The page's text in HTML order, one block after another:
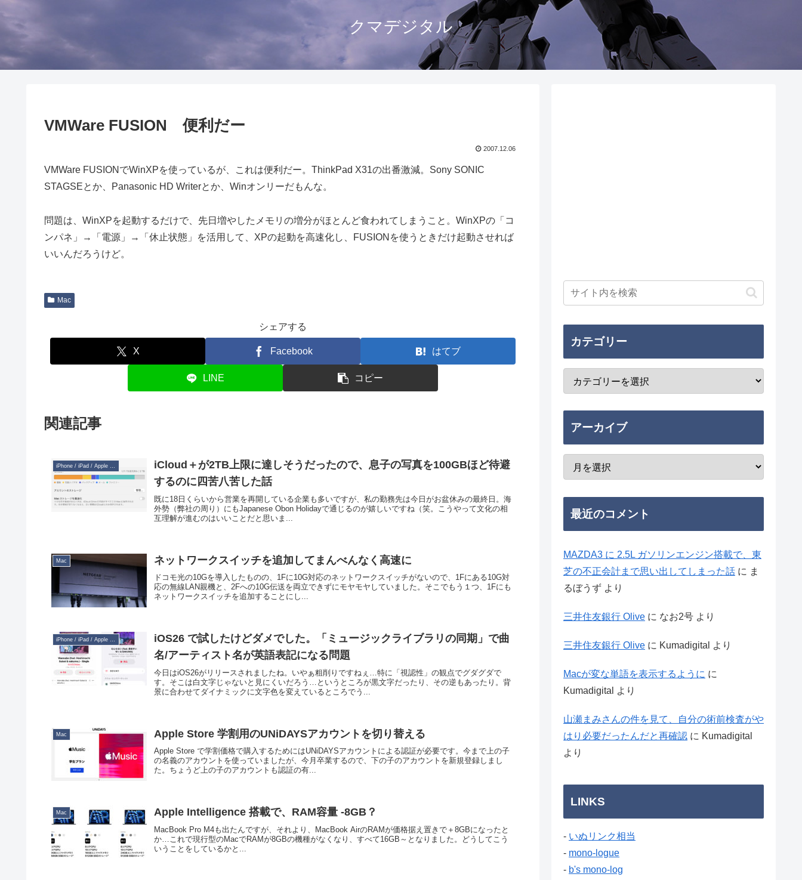
クマデジタル
VMWare FUSION 便利だー
2007.12.06
VMWare FUSIONでWinXPを使っているが、これは便利だー。ThinkPad X31の出番激減。Sony SONIC
STAGSEとか、Panasonic HD Writerとか、Winオンリーだもんな。
問題は、WinXPを起動するだけで、先日増やしたメモリの増分がほとんど食われてしまうこと。WinXPの「コ
ンパネ」→「電源」→「休止状態」を活用して、XPの起動を高速化し、FUSIONを使うときだけ起動させれば
いいんだろうけど。
Mac
シェアする
X Facebook はてブ
LINE コピー
関連記事
iCloud＋が2TB上限に達しそうだったので、息子の写真を100GBほど待避
するのに四苦八苦した話
既に18日くらいから営業を再開している企業も多いですが、私の勤務先は今日がお盆休みの最終日。海
外勢（弊社の周り）にもJapanese Obon Holidayで通じるのが嬉しいですね（笑。こうやって文化の相
互理解が進むのはいいことだと思いま...
Mac ネットワークスイッチを追加してまんべんなく高速に
ドコモ光の10Gを導入したものの、1Fに10G対応のネットワークスイッチがないので、1Fにある10G対
応の無線LAN親機と、2Fへの10G伝送を両立できずにモヤモヤしていました。そこでもう１つ、1Fにも
ネットワークスイッチを追加することにし...
iOS26 で試したけどダメでした。「ミュージックライブラリの同期」で曲
名/アーティスト名が英語表記になる問題
今日はiOS26がリリースされましたね。いやぁ粗削りですねぇ…特に「視認性」の観点でグダグダで
す。そこは白文字じゃないと見にくいだろう…というところが黒文字だったり、その逆もあったり。背
景に合わせてダイナミックに文字色を変えているところでう...
Mac Apple Store 学割用のUNiDAYSアカウントを切り替える
Apple Store で学割価格で購入するためにはUNiDAYSアカウントによる認証が必要です。今まで上の子
の名義のアカウントを使っていましたが、今月卒業するので、下の子のアカウントを新規登録しまし
た。ちょうど上の子のアカウントも認証の有...
Mac Apple Intelligence 搭載で、RAM容量 -8GB？
MacBook Pro M4も出たんですが、それより、MacBook AirのRAMが価格据え置きで＋8GBになったと
か…これで現行型のMacでRAMが8GBの機種がなくなり、すべて16GB～となりました。どうしてこう
いうことをしているかと...
カテゴリー
アーカイブ
最近のコメント
MAZDA3 に 2.5L ガソリンエンジン搭載で、東
芝の不正会計まで思い出してしまった話 に ま
るぼうず より
三井住友銀行 Olive に なお2号 より
三井住友銀行 Olive に Kumadigital より
Macが変な単語を表示するように に
Kumadigital
より
山瀬まみさんの件を見て、自分の術前検査がや
はり必要だったんだと再確認 に Kumadigital
より
LINKS
- いぬリンク相当
- mono-logue
- b's mono-log